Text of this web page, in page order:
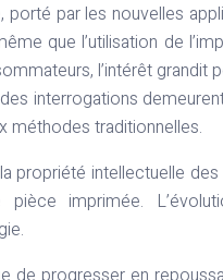
porté par les nouvelles
que l’utilisation de
l’intérêt grandit
interrogations
méthodes traditionnelles.
propriété intellectuelle
imprimée.